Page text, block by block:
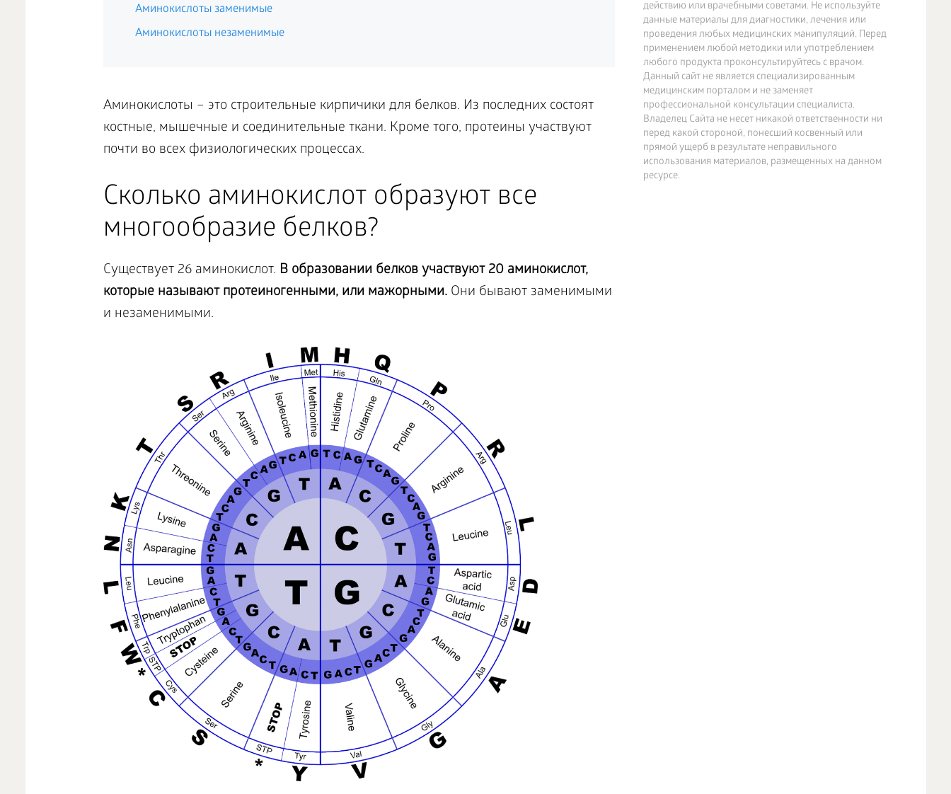
действию или врачебными советами. Не используйте
данные материалы для диагностики, лечения или
проведения любых медицинских манипуляций. Перед
применением любой методики или употреблением
любого продукта проконсультируйтесь с врачом.
Данный сайт не является специализированным
медицинским порталом и не заменяет
профессиональной консультации специалиста.
Владелец Сайта не несет никакой ответственности ни
перед какой стороной, понесший косвенный или
прямой ущерб в результате неправильного
использования материалов, размещенных на данном
ресурсе.
Аминокислоты заменимые
Аминокислоты незаменимые
Аминокислоты – это строительные кирпичики для белков. Из последних состоят
костные, мышечные и соединительные ткани. Кроме того, протеины участвуют
почти во всех физиологических процессах.
Сколько аминокислот образуют все
многообразие белков?
Существует 26 аминокислот. В образовании белков участвуют 20 аминокислот,
которые называют протеиногенными, или мажорными.Они бывают заменимыми
и незаменимыми.